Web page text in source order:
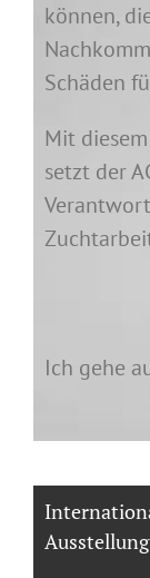
können,
Schäden
Mit
setzt der
Ich gehe
Ausstellung